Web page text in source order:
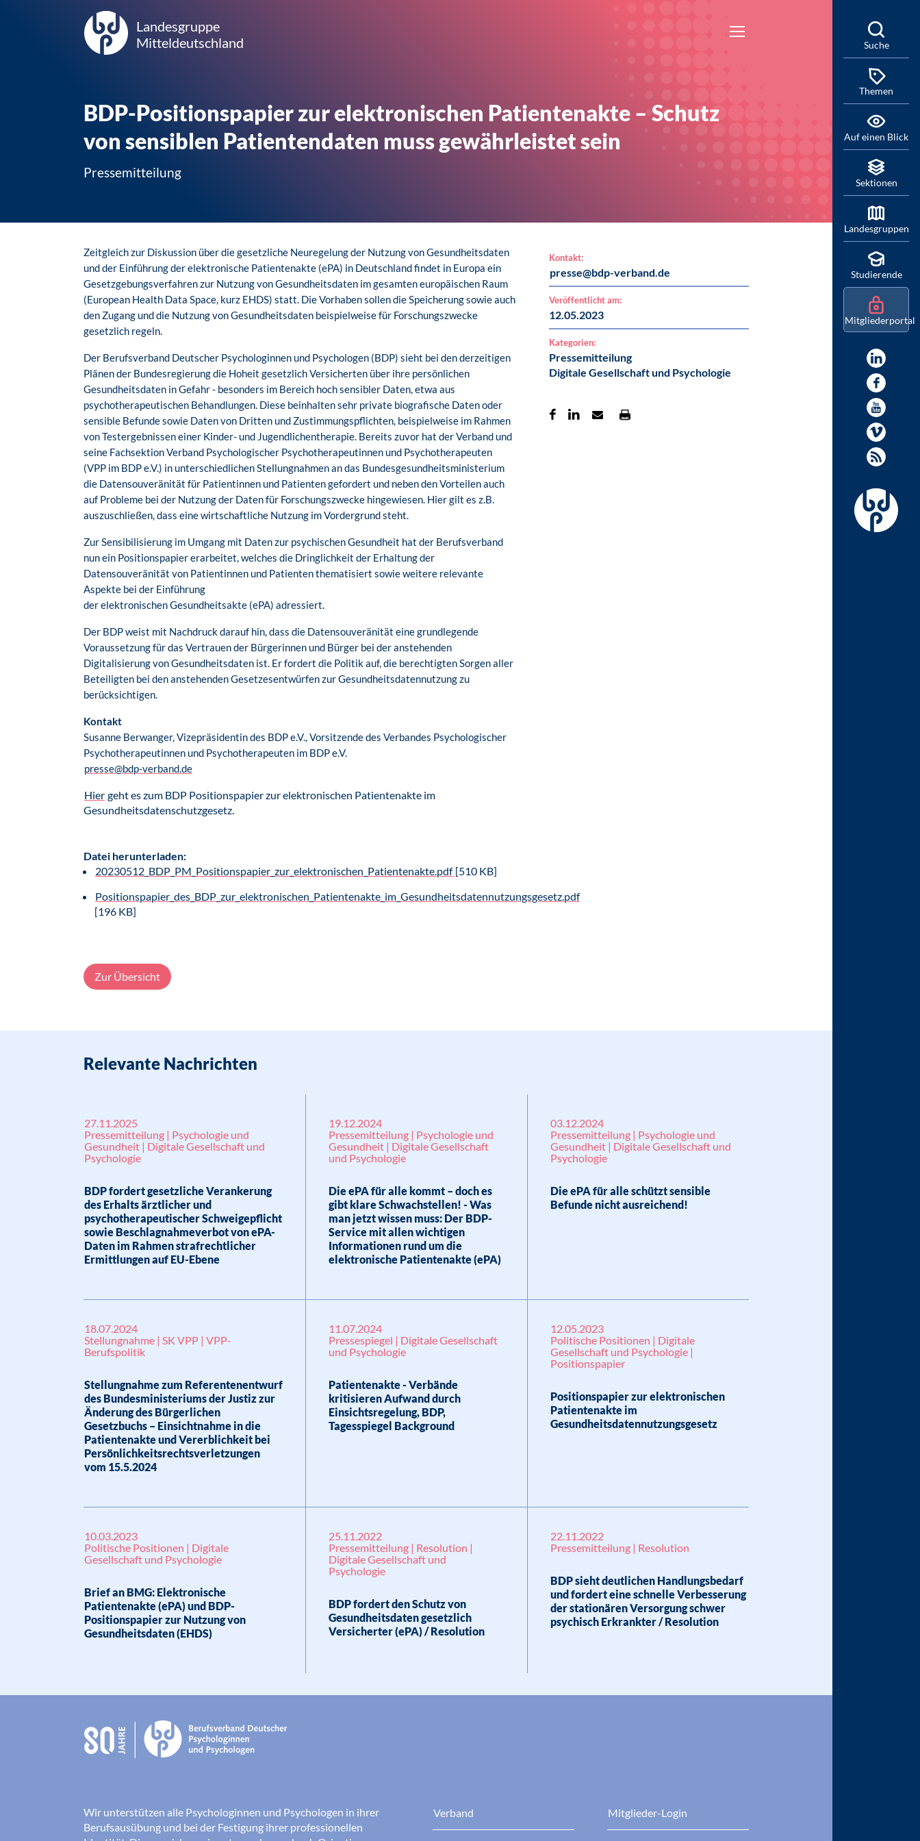
Landesgruppe
Mitteldeutschland
BDP-Positionspapier zur elektronischen Patientenakte – Schutz
von sensiblen Patientendaten muss gewährleistet sein
Pressemitteilung
Zeitgleich zur Diskussion über die gesetzliche Neuregelung der Nutzung von Gesundheitsdaten
und der Einführung der elektronische Patientenakte (ePA) in Deutschland findet in Europa ein
Gesetzgebungsverfahren zur Nutzung von Gesundheitsdaten im gesamten europäischen Raum
(European Health Data Space, kurz EHDS) statt. Die Vorhaben sollen die Speicherung sowie auch
den Zugang und die Nutzung von Gesundheitsdaten beispielweise für Forschungszwecke
gesetzlich regeln.
Der Berufsverband Deutscher Psychologinnen und Psychologen (BDP) sieht bei den derzeitigen
Plänen der Bundesregierung die Hoheit gesetzlich Versicherten über ihre persönlichen
Gesundheitsdaten in Gefahr - besonders im Bereich hoch sensibler Daten, etwa aus
psychotherapeutischen Behandlungen. Diese beinhalten sehr private biografische Daten oder
sensible Befunde sowie Daten von Dritten und Zustimmungspflichten, beispielweise im Rahmen
von Testergebnissen einer Kinder- und Jugendlichentherapie. Bereits zuvor hat der Verband und
seine Fachsektion Verband Psychologischer Psychotherapeutinnen und Psychotherapeuten
(VPP im BDP e.V.) in unterschiedlichen Stellungnahmen an das Bundesgesundheitsministerium
die Datensouveränität für Patientinnen und Patienten gefordert und neben den Vorteilen auch
auf Probleme bei der Nutzung der Daten für Forschungszwecke hingewiesen. Hier gilt es z.B.
auszuschließen, dass eine wirtschaftliche Nutzung im Vordergrund steht.
Zur Sensibilisierung im Umgang mit Daten zur psychischen Gesundheit hat der Berufsverband
nun ein Positionspapier erarbeitet, welches die Dringlichkeit der Erhaltung der
Datensouveränität von Patientinnen und Patienten thematisiert sowie weitere relevante
Aspekte bei der Einführung
der elektronischen Gesundheitsakte (ePA) adressiert.
Der BDP weist mit Nachdruck darauf hin, dass die Datensouveränität eine grundlegende
Voraussetzung für das Vertrauen der Bürgerinnen und Bürger bei der anstehenden
Digitalisierung von Gesundheitsdaten ist. Er fordert die Politik auf, die berechtigten Sorgen aller
Beteiligten bei den anstehenden Gesetzesentwürfen zur Gesundheitsdatennutzung zu
berücksichtigen.
Kontakt
Susanne Berwanger, Vizepräsidentin des BDP e.V., Vorsitzende des Verbandes Psychologischer
Psychotherapeutinnen und Psychotherapeuten im BDP e.V.
presse@bdp-verband.de
Hier geht es zum BDP Positionspapier zur elektronischen Patientenakte im
Gesundheitsdatenschutzgesetz.
Datei herunterladen:
20230512_BDP_PM_Positionspapier_zur_elektronischen_Patientenakte.pdf [510 KB]
Positionspapier_des_BDP_zur_elektronischen_Patientenakte_im_Gesundheitsdatennutzungsgesetz.pdf
[196 KB]
Kontakt:
presse@bdp-verband.de
Veröffentlicht am:
12.05.2023
Kategorien:
Pressemitteilung
Digitale Gesellschaft und Psychologie
Zur Übersicht
Relevante Nachrichten
27.11.2025
Pressemitteilung | Psychologie und
Gesundheit | Digitale Gesellschaft und
Psychologie
BDP fordert gesetzliche Verankerung
des Erhalts ärztlicher und
psychotherapeutischer Schweigepflicht
sowie Beschlagnahmeverbot von ePA-
Daten im Rahmen strafrechtlicher
Ermittlungen auf EU-Ebene
19.12.2024
Pressemitteilung | Psychologie und
Gesundheit | Digitale Gesellschaft
und Psychologie
Die ePA für alle kommt – doch es
gibt klare Schwachstellen! - Was
man jetzt wissen muss: Der BDP-
Service mit allen wichtigen
Informationen rund um die
elektronische Patientenakte (ePA)
03.12.2024
Pressemitteilung | Psychologie und
Gesundheit | Digitale Gesellschaft und
Psychologie
Die ePA für alle schützt sensible
Befunde nicht ausreichend!
18.07.2024
Stellungnahme | SK VPP | VPP-
Berufspolitik
Stellungnahme zum Referentenentwurf
des Bundesministeriums der Justiz zur
Änderung des Bürgerlichen
Gesetzbuchs – Einsichtnahme in die
Patientenakte und Vererblichkeit bei
Persönlichkeitsrechtsverletzungen
vom 15.5.2024
11.07.2024
Pressespiegel | Digitale Gesellschaft
und Psychologie
Patientenakte - Verbände
kritisieren Aufwand durch
Einsichtsregelung, BDP,
Tagesspiegel Background
12.05.2023
Politische Positionen | Digitale
Gesellschaft und Psychologie |
Positionspapier
Positionspapier zur elektronischen
Patientenakte im
Gesundheitsdatennutzungsgesetz
10.03.2023
Politische Positionen | Digitale
Gesellschaft und Psychologie
Brief an BMG: Elektronische
Patientenakte (ePA) und BDP-
Positionspapier zur Nutzung von
Gesundheitsdaten (EHDS)
25.11.2022
Pressemitteilung | Resolution |
Digitale Gesellschaft und
Psychologie
BDP fordert den Schutz von
Gesundheitsdaten gesetzlich
Versicherter (ePA) / Resolution
22.11.2022
Pressemitteilung | Resolution
BDP sieht deutlichen Handlungsbedarf
und fordert eine schnelle Verbesserung
der stationären Versorgung schwer
psychisch Erkrankter / Resolution
Wir unterstützen alle Psychologinnen und Psychologen in ihrer
Berufsausübung und bei der Festigung ihrer professionellen
Verband Mitglieder-Login
Suche
Themen
Auf einen Blick
Sektionen
Landesgruppen
Studierende
Mitgliederportal